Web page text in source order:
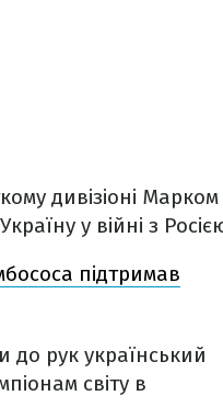
дивізіоні Марком
у війні з
підтримав
до рук український
світу в